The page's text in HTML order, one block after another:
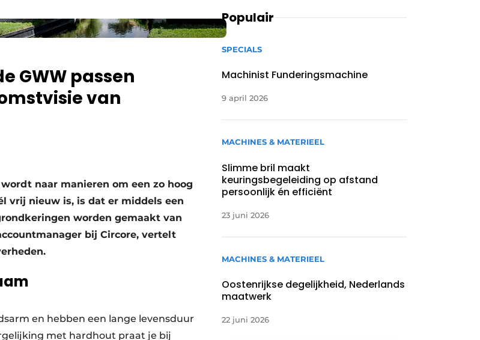
GWW passen
van
naar manieren om een zo hoog
vrij nieuw is, is dat er middels een
worden gemaakt van
bij Circore, vertelt
en hebben een lange levensduur
met hardhout praat je bij
Populair
SPECIALS
Machinist Funderingsmachine
9 april 2026
MACHINES & MATERIEEL
Slimme bril maakt
keuringsbegeleiding op afstand
persoonlijk én efficiënt
23 juni 2026
MACHINES & MATERIEEL
Oostenrijkse degelijkheid, Nederlands
maatwerk
22 juni 2026